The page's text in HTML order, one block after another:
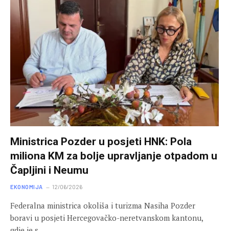
Ministrica Pozder u posjeti HNK: Pola
miliona KM za bolje upravljanje otpadom u
Čapljini i Neumu
EKONOMIJA 12/06/2026
Federalna ministrica okoliša i turizma Nasiha Pozder
boravi u posjeti Hercegovačko-neretvanskom kantonu,